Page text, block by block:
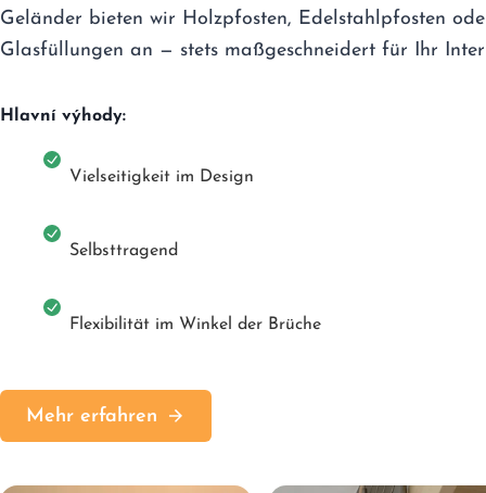
Geländer bieten wir Holzpfosten, Edelstahlpfosten
Glasfüllungen an — stets maßgeschneidert für Ihr
Hlavní výhody:
Vielseitigkeit im Design
Selbsttragend
Flexibilität im Winkel der Brüche
Mehr erfahren